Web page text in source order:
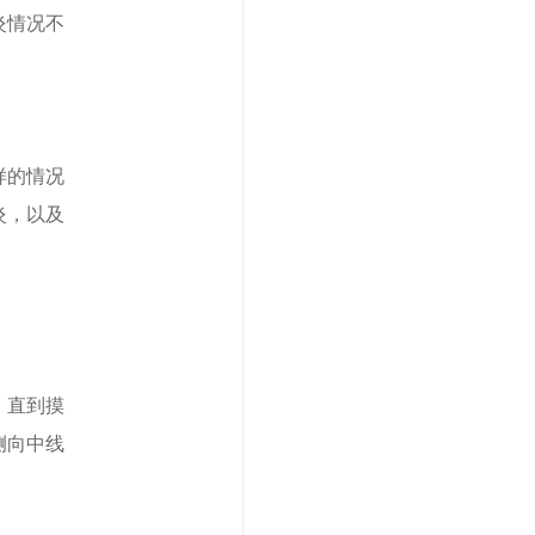
情况不
的情况
以及
直到摸
向中线